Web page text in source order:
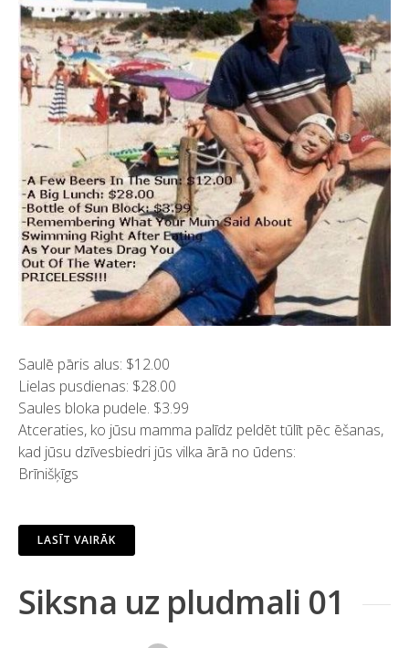
Saulē pāris alus: $12.00
Lielas pusdienas: $28.00
Saules bloka pudele. $3.99
Atceraties, ko jūsu mamma palīdz peldēt tūlīt pēc ēšanas,
kad jūsu dzīvesbiedri jūs vilka ārā no ūdens:
Brīnišķīgs
LASĪT VAIRĀK
Siksna uz pludmali 01